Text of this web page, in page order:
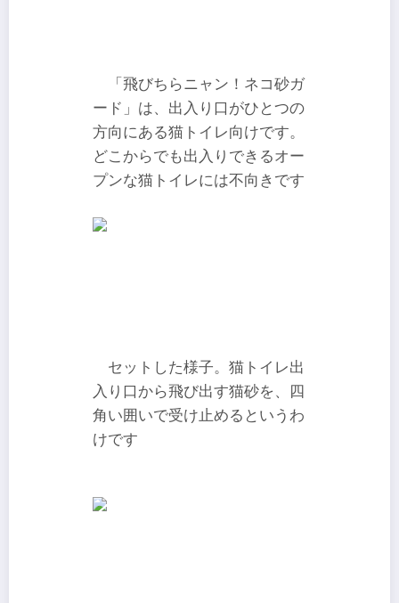
「飛びちらニャン！ネコ砂ガ
ード」は、出入り口がひとつの
方向にある猫トイレ向けです。
どこからでも出入りできるオー
プンな猫トイレには不向きです
セットした様子。猫トイレ出
入り口から飛び出す猫砂を、四
角い囲いで受け止めるというわ
けです